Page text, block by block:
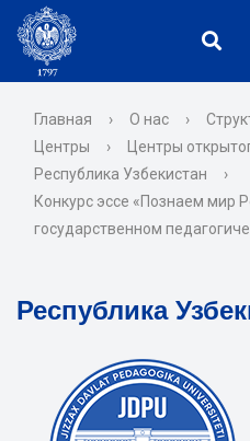
Главная › О нас ›
Центры
› Центры
Республика Узбекистан
›
Конкурс эссе «Познаем мир
государственном
Республика